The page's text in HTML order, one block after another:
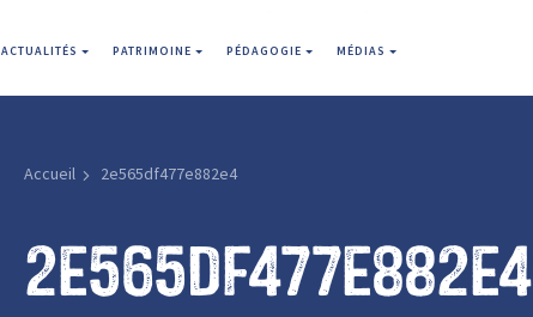
ACTUALITÉS PATRIMOINE PÉDAGOGIE MÉDIAS
Accueil 2e565df477e882e4
2e565df477e882e4